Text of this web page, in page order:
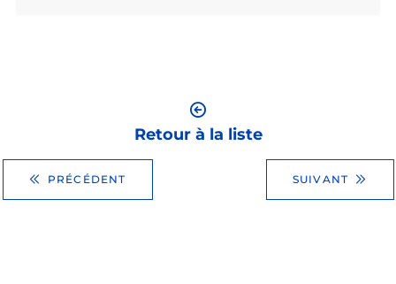
PRÉCÉDENT
Retour à la liste
SUIVANT